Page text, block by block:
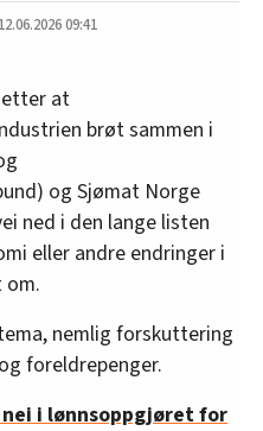
12.06.2026 09:41
etter at
brøt sammen i
og Sjømat Norge
ned i den lange listen
eller andre endringer i
nemlig forskuttering
foreldrepenger.
i lønnsoppgjøret for